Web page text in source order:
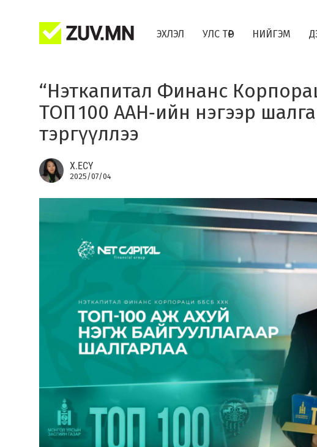
ЭХЛЭЛ УЛС ТӨР НИЙГЭМ
“Нэткапитал Финанс
ТОП 100 ААН‑ийн нэгээр
тэргүүллээ
Х.ЕСҮ
2025/07/04